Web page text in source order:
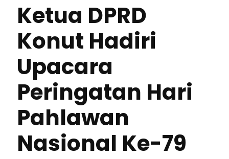
Ketua DPRD
Konut Hadiri
Upacara
Peringatan Hari
Pahlawan
Nasional Ke-79